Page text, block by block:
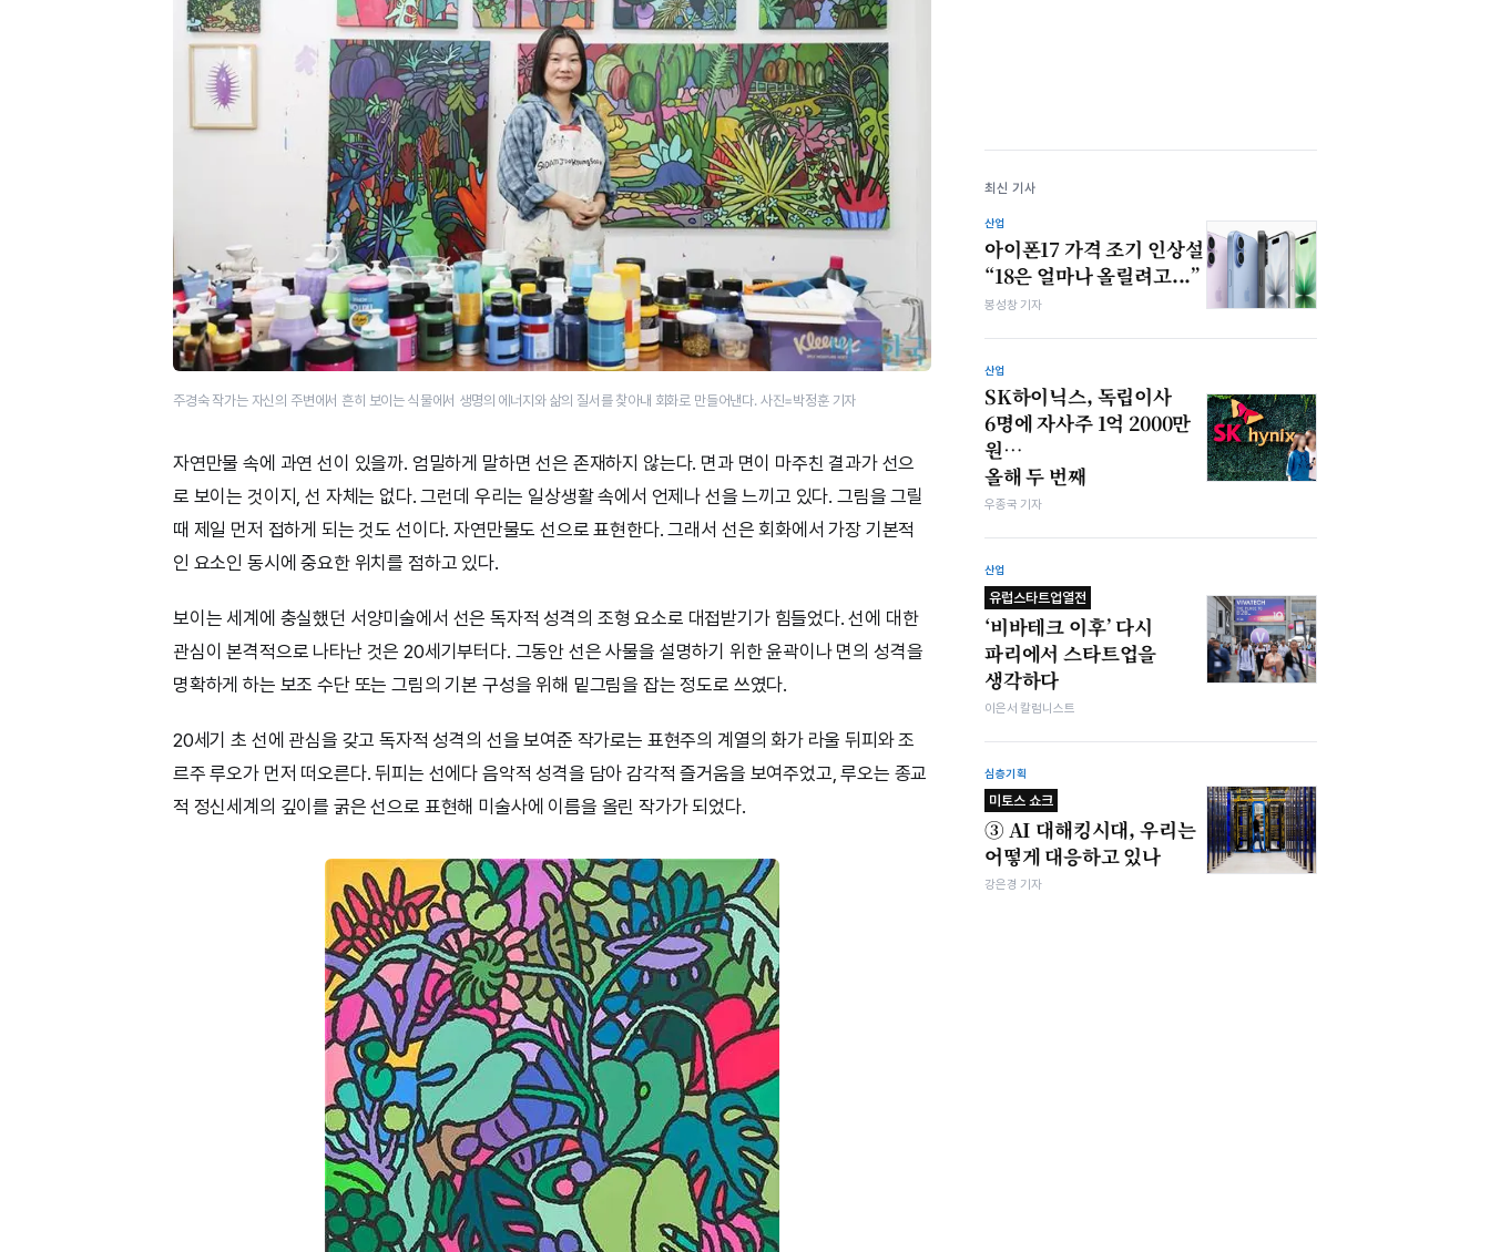
주경숙 작가는 자신의 주변에서 흔히 보이는 식물에서 생명의 에너지와 삶의 질서를 찾아내 회화로 만들어낸다. 사진=박정훈 기자
자연만물 속에 과연 선이 있을까. 엄밀하게 말하면 선은 존재하지 않는다. 면과 면이 마주친 결과가 선으
로 보이는 것이지, 선 자체는 없다. 그런데 우리는 일상생활 속에서 언제나 선을 느끼고 있다. 그림을 그릴
때 제일 먼저 접하게 되는 것도 선이다. 자연만물도 선으로 표현한다. 그래서 선은 회화에서 가장 기본적
인 요소인 동시에 중요한 위치를 점하고 있다.
보이는 세계에 충실했던 서양미술에서 선은 독자적 성격의 조형 요소로 대접받기가 힘들었다. 선에 대한
관심이 본격적으로 나타난 것은 20세기부터다. 그동안 선은 사물을 설명하기 위한 윤곽이나 면의 성격을
명확하게 하는 보조 수단 또는 그림의 기본 구성을 위해 밑그림을 잡는 정도로 쓰였다.
20세기 초 선에 관심을 갖고 독자적 성격의 선을 보여준 작가로는 표현주의 계열의 화가 라울 뒤피와 조
르주 루오가 먼저 떠오른다. 뒤피는 선에다 음악적 성격을 담아 감각적 즐거움을 보여주었고, 루오는 종교
적 정신세계의 깊이를 굵은 선으로 표현해 미술사에 이름을 올린 작가가 되었다.
최신 기사
산업
아이폰17 가격 조기 인상설
“18은 얼마나 올릴려고...”
봉성창 기자
산업
SK하이닉스, 독립이사
6명에 자사주 1억 2000만
원…
올해 두 번째
우종국 기자
산업
유럽스타트업열전
‘비바테크 이후’ 다시
파리에서 스타트업을
생각하다
이은서 칼럼니스트
심층기획
미토스 쇼크
③ AI 대해킹시대, 우리는
어떻게 대응하고 있나
강은경 기자